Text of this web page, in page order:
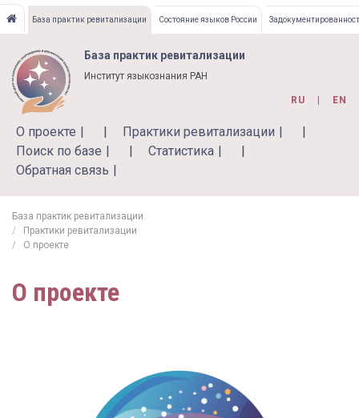
Перейти
основному
содержанию
База практик ревитализации Состояние языков России
База практик ревитализации
Институт языкознания РАН
RU EN
О проекте
Практики ревитализации
Поиск по базе
Статистика
Обратная связь
База практик ревитализации
Практики ревитализации
О проекте
О проекте